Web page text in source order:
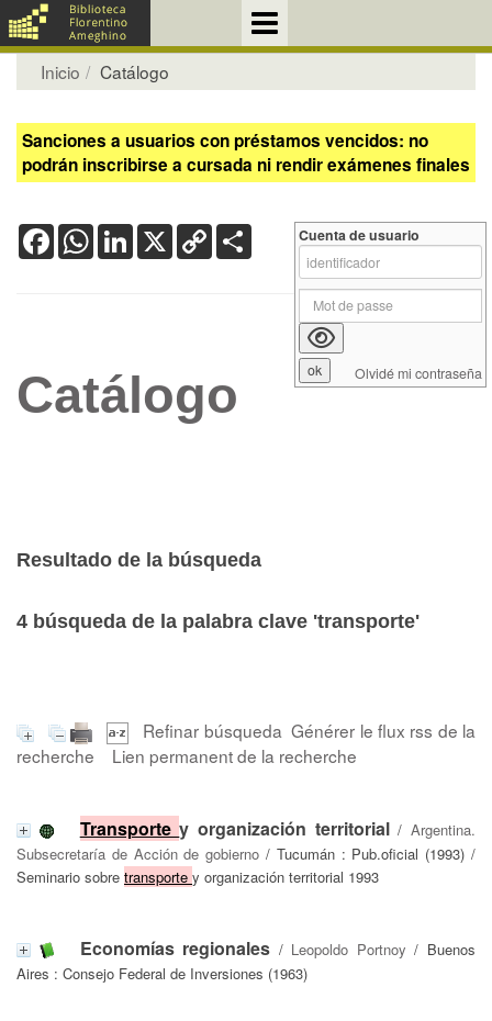
Inicio Catálogo
Sanciones a usuarios con préstamos vencidos: no
podrán inscribirse a cursada ni rendir exámenes finales
FacebookWhatsApp
LinkedIn
X Copy
Link
Catálogo
Resultado de la búsqueda
4 búsqueda de la palabra clave 'transporte'
Refinar búsqueda Générer le flux rss de la
recherche
Lien permanent de la recherche
Transportey organización territorial/Argentina.
Subsecretaría de Acción de gobierno / Tucumán : Pub.oficial (1993) /
Seminario sobre transporte y organización territorial 1993
Economías regionales / Leopoldo Portnoy / Buenos
Aires : Consejo Federal de Inversiones (1963)
Cuenta de usuario
Olvidé mi contraseña